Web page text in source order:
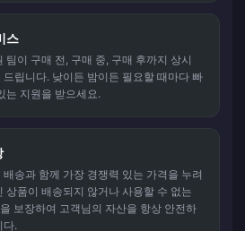
스
팀이 구매 전, 구매 중, 구매 후까지 상시
립니다. 낮이든 밤이든 필요할 때마다 빠
는 지원을 받으세요.
송과 함께 가장 경쟁력 있는 가격을 누려
상품이 배송되지 않거나 사용할 수 없는
보장하여 고객님의 자산을 항상 안전하
다.